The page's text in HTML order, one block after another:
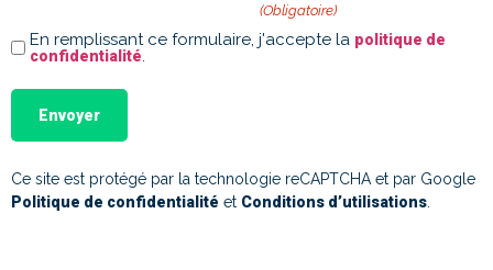
(Obligatoire)
En remplissant ce formulaire, j'accepte la politique de
confidentialité.
Ce site est protégé par la technologie reCAPTCHA et par Google
Politique de confidentialité et Conditions d’utilisations